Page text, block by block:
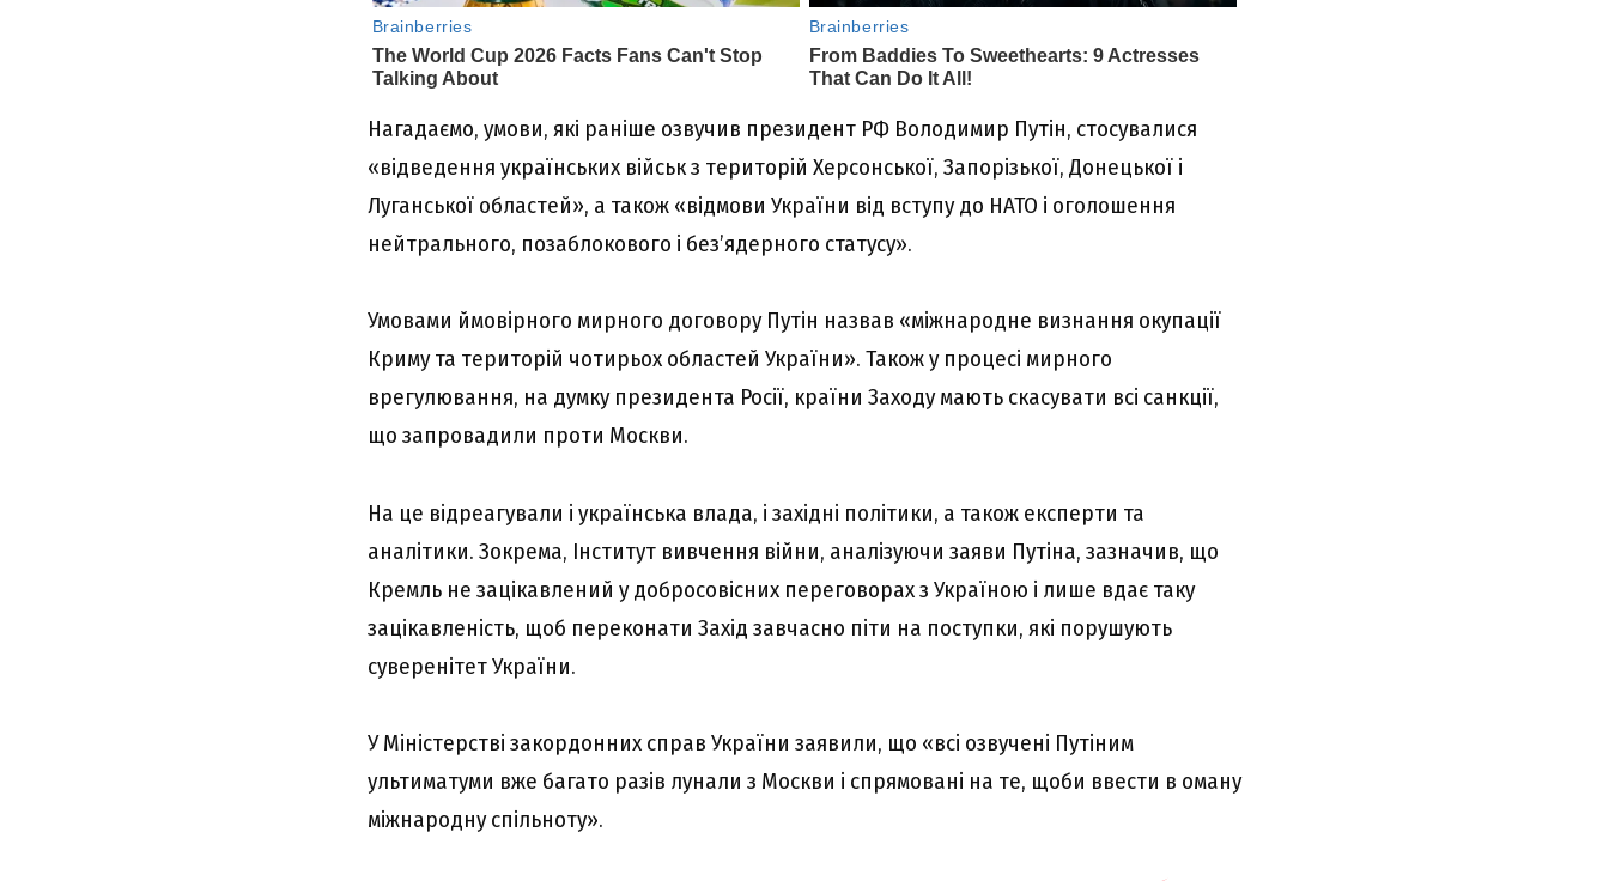
Нагадаємо, умови, які раніше озвучив президент РФ Володимир Путін, стосувалися
«відведення українських військ з територій Херсонської, Запорізької, Донецької і
Луганської областей», а також «відмови України від вступу до НАТО і оголошення
нейтрального, позаблокового і без’ядерного статусу».
Умовами ймовірного мирного договору Путін назвав «міжнародне визнання окупації
Криму та територій чотирьох областей України». Також у процесі мирного
врегулювання, на думку президента Росії, країни Заходу мають скасувати всі санкції,
що запровадили проти Москви.
На це відреагували і українська влада, і західні політики, а також експерти та
аналітики. Зокрема, Інститут вивчення війни, аналізуючи заяви Путіна, зазначив, що
Кремль не зацікавлений у добросовісних переговорах з Україною і лише вдає таку
зацікавленість, щоб переконати Захід завчасно піти на поступки, які порушують
суверенітет України.
У Міністерстві закордонних справ України заявили, що «всі озвучені Путіним
ультиматуми вже багато разів лунали з Москви і спрямовані на те, щоби ввести в оману
міжнародну спільноту».